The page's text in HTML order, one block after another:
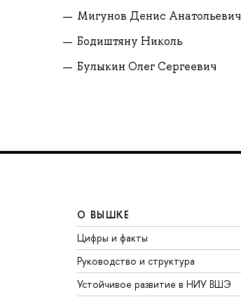
Мигунов Денис Анатольевич
Бодиштяну Николь
Булыкин Олег Сергеевич
О ВЫШКЕ
Цифры и факты
Руководство и структура
Устойчивое развитие в НИУ ВШЭ